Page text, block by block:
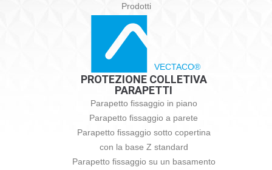
Prodotti
VECTACO®
PROTEZIONE COLLETIVA
PARAPETTI
Parapetto fissaggio in piano
Parapetto fissaggio a parete
Parapetto fissaggio sotto copertina
con la base Z standard
Parapetto fissaggio su un basamento